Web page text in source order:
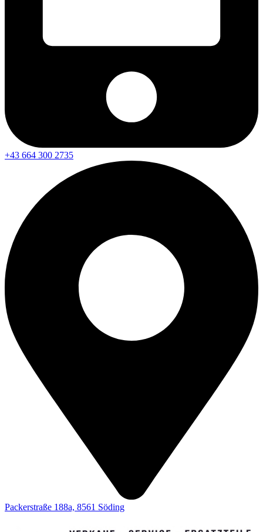
+43 664 300 2735
Packerstraße 188a, 8561 Söding